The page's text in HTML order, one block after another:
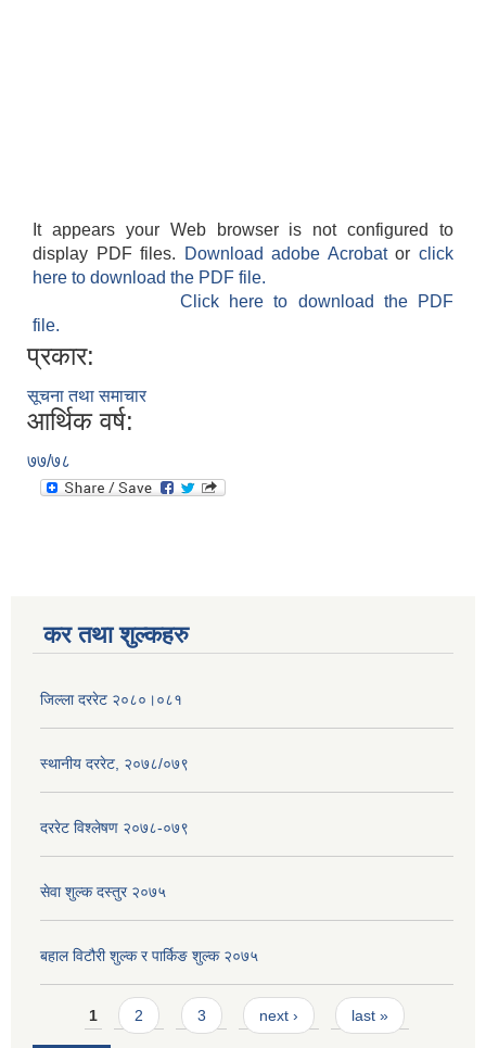
It appears your Web browser is not configured to
display PDF files.
Download adobe Acrobatorclick
here to download the PDF file.
Click here to download the PDF
file.
प्रकार:
सूचना तथा समाचार
आर्थिक वर्ष:
७७/७८
कर तथा शुल्कहरु
जिल्ला दररेट २०८०।०८१
स्थानीय दररेट, २०७८/०७९
दररेट विश्लेषण २०७८-०७९
सेवा शुल्क दस्तुर २०७५
बहाल विटौरी शुल्क र पार्किङ शुल्क २०७५
Pages
1 2 3 next › last »